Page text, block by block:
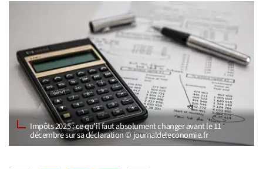
Impôts 2025 : ce qu’il faut absolument changer avant le 11
décembre sur sa déclaration © journaldeleconomie.fr